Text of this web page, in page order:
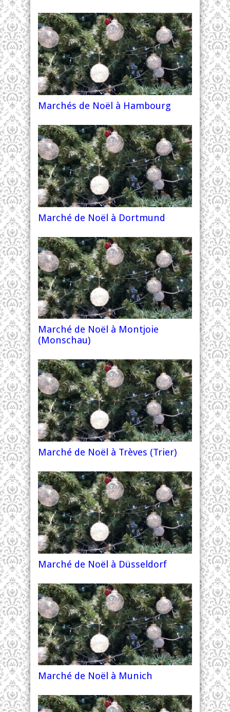
Marchés de Noël à Hambourg
Marché de Noël à Dortmund
Marché de Noël à Montjoie
(Monschau)
Marché de Noël à Trèves (Trier)
Marché de Noël à Düsseldorf
Marché de Noël à Munich